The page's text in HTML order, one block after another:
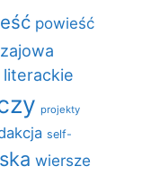
powieść
projekty
self-
wiersze